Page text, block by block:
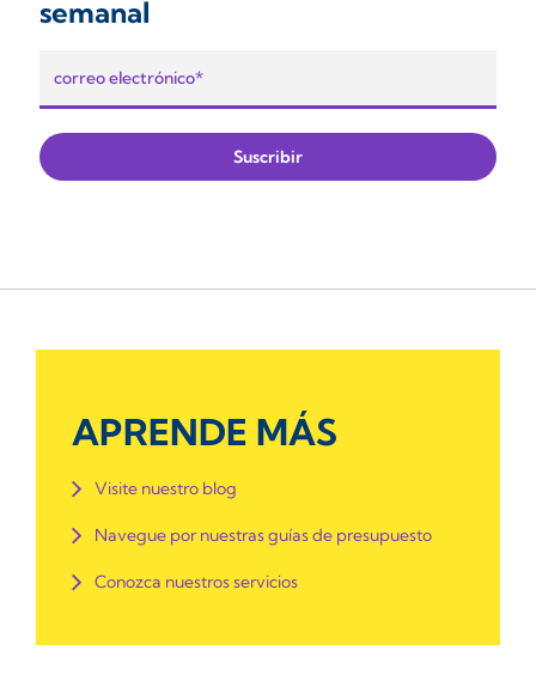
semanal
APRENDE MÁS
Visite nuestro blog
Navegue por nuestras guías de presupuesto
Conozca nuestros servicios